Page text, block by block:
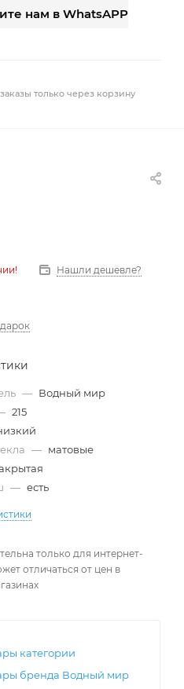
нам в WhatsAPP
только через корзину
Нашли дешевле?
— Водный мир
215
— матовые
— есть
только для интернет-
отличаться от цен в
категории
бренда Водный мир